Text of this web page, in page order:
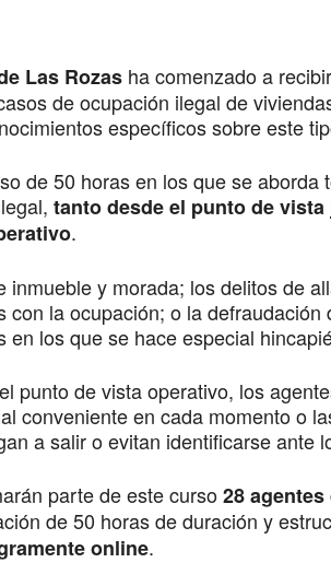
Las Rozas ha comenzado a
de ocupación ilegal de
específicos sobre este
de 50 horas en los que se
tanto desde el punto de
.
inmueble y morada; los delitos de
con la ocupación; o la
en los que se hace especial
punto de vista operativo, los
conveniente en cada momento o
a salir o evitan identificarse ante
parte de este curso28
de 50 horas de duración y
online.